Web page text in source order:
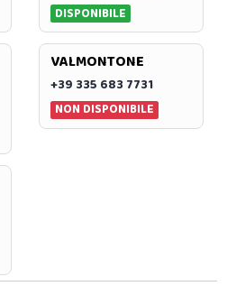
DISPONIBILE
VALMONTONE
+39 335 683 7731
NON DISPONIBILE